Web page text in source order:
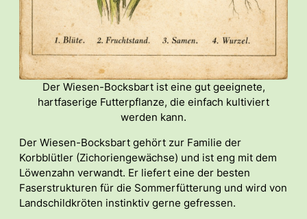
Der Wiesen-Bocksbart ist eine gut geeignete,
hartfaserige Futterpflanze, die einfach kultiviert
werden kann.
Der Wiesen-Bocksbart gehört zur Familie der
Korbblütler (Zichoriengewächse) und ist eng mit dem
Löwenzahn verwandt. Er liefert eine der besten
Faserstrukturen für die Sommerfütterung und wird von
Landschildkröten instinktiv gerne gefressen.